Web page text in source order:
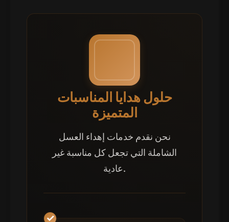
حلول هدايا المناسبات
المتميزة
نحن نقدم خدمات إهداء العسل
الشاملة التي تجعل كل مناسبة غير
عادية.